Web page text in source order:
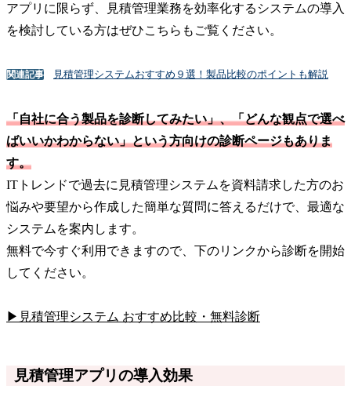
アプリに限らず、見積管理業務を効率化するシステムの導入
を検討している方はぜひこちらもご覧ください。
関連記事 見積管理システムおすすめ９選！製品比較のポイントも解説
「自社に合う製品を診断してみたい」、「どんな観点で選べ
ばいいかわからない」という方向けの診断ページもありま
す。
ITトレンドで過去に見積管理システムを資料請求した方のお
悩みや要望から作成した簡単な質問に答えるだけで、最適な
システムを案内します。
無料で今すぐ利用できますので、下のリンクから診断を開始
してください。
▶見積管理システム おすすめ比較・無料診断
見積管理アプリの導入効果